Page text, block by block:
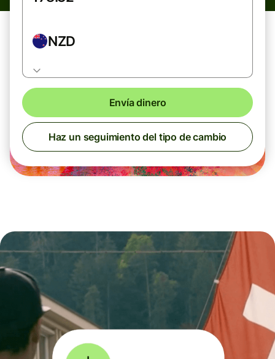
NZD
Envía dinero
Haz un seguimiento del tipo de cambio